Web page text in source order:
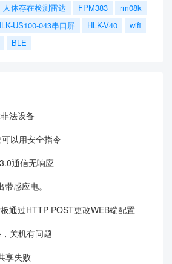
人体存在检测雷达 FPM383
rm08k
US100-043串口屏 HLK-V40
wifi
BLE
法设备
以用安全指令
通信无响应
感应电。
通过HTTP POST更改WEB端配置
关机有问题
享失败